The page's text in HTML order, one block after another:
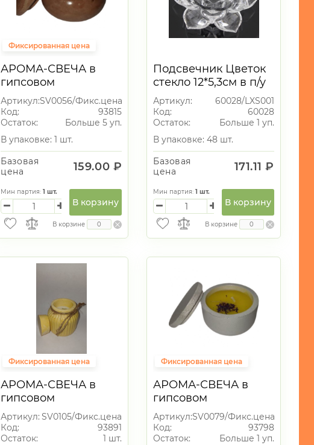
Фиксированная цена
АРОМА-СВЕЧА в
гипсовом
подсвечнике
Артикул:SV0056/Фикс.цена
Код:
93815
Остаток:
Больше 5 уп.
В упаковке: 1 шт.
Базовая
цена
159.00 ₽
Мин партия:1 шт.
В корзину
В корзине
Подсвечник Цветок
стекло 12*5,3см в п/у
Артикул:
60028/LXS001
Код:
60028
Остаток:
Больше 1 уп.
В упаковке: 48 шт.
Базовая
цена
171.11 ₽
Мин партия:1 шт.
В корзину
В корзине
Фиксированная цена
АРОМА-СВЕЧА в
гипсовом
подсвечнике
Артикул: SV0105/Фикс.цена
Код:
93891
Остаток:
1 шт.
Фиксированная цена
АРОМА-СВЕЧА в
гипсовом
подсвечнике
Артикул:SV0079/Фикс.цена
Код:
93798
Остаток:
Больше 1 уп.